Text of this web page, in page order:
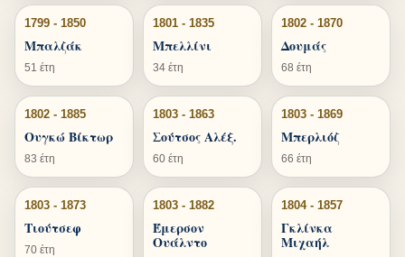
1799 - 1850
Μπαλζάκ
51 έτη
1801 - 1835
Μπελλίνι
34 έτη
1802 - 1870
Δουμάς
68 έτη
1802 - 1885
Ουγκώ Βίκτωρ
83 έτη
1803 - 1863
Σούτσος Αλέξ.
60 έτη
1803 - 1869
Μπερλιόζ
66 έτη
1803 - 1873
Τιούτσεφ
70 έτη
1803 - 1882
Έμερσον
Ουάλντο
1804 - 1857
Γκλίνκα
Μιχαήλ